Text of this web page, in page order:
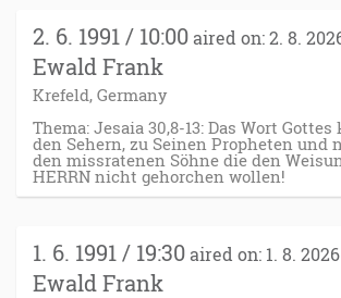
2. 6. 1991 / 10:00 aired on: 2. 8.
Ewald Frank
Krefeld, Germany
Thema: Jesaia 30,8-13: Das Wort Gottes
den Sehern, zu Seinen Propheten und
den missratenen Söhne die den
HERRN nicht gehorchen wollen!
1. 6. 1991 / 19:30 aired on: 1. 8.
Ewald Frank